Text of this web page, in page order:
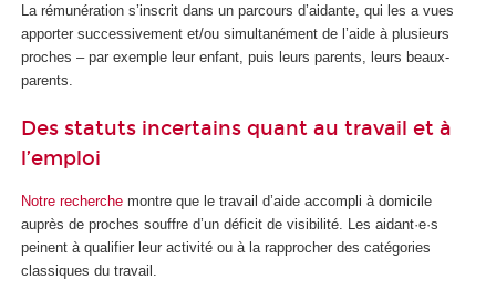
La rémunération s’inscrit dans un parcours d’aidante, qui les a vues
apporter successivement et/ou simultanément de l’aide à plusieurs
proches – par exemple leur enfant, puis leurs parents, leurs beaux-
parents.
Des statuts incertains quant au travail et à
l’emploi
Notre recherche montre que le travail d’aide accompli à domicile
auprès de proches souffre d’un déficit de visibilité. Les aidant·e·s
peinent à qualifier leur activité ou à la rapprocher des catégories
classiques du travail.